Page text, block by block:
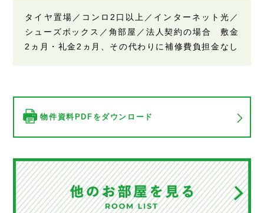
タイヤ置場／コンロ2口以上／インターネット光／
シューズボックス／角部屋／法人契約の場合 敷金
2ヵ月・礼金2ヵ月、その代わりに補修費負担金なし
物件資料PDFをダウンロード